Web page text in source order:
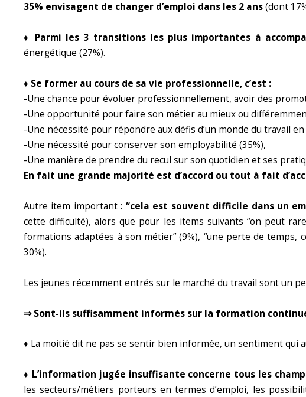
35% envisagent de changer d’emploi dans les 2 ans(dont
♦ Parmi les 3 transitions les plus importantes à
énergétique (27%).
♦ Se former au cours de sa vie professionnelle, c’est :
-Une chance pour évoluer professionnellement, avoir des
-Une opportunité pour faire son métier au mieux ou
-Une nécessité pour répondre aux défis d’un monde du travail
-Une nécessité pour conserver son employabilité (35%),
-Une manière de prendre du recul sur son quotidien et ses
En fait une grande majorité est d’accord ou tout à fait
Autre item important : “cela est souvent difficile dans un
cette difficulté), alors que pour les items suivants “on peut
formations adaptées à son métier” (9%), “une perte de temps,
30%).
Les jeunes récemment entrés sur le marché du travail sont un
⇒ Sont-ils suffisamment informés sur la formation
♦ La moitié dit ne pas se sentir bien informée, un sentiment qui
♦ L’information jugée insuffisante concerne tous les
les secteurs/métiers porteurs en termes d’emploi, les